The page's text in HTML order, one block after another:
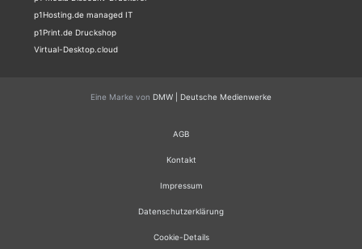
p1Hosting.de managed IT
p1Print.de Druckshop
Virtual-Desktop.cloud
Eine Marke von DMW | Deutsche Medienwerke
AGB
Kontakt
Impressum
Datenschutzerklärung
Cookie-Details